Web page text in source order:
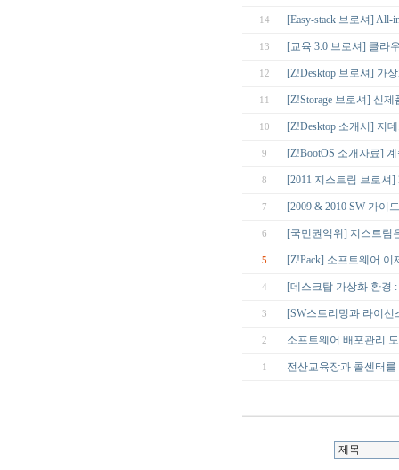
14 [Easy-stack 브로셔]
13 [교육 3.0 브로셔] 클라
12 [Z!Desktop 브로셔] 가
11 [Z!Storage 브로셔] 신
10 [Z!Desktop 소개서] 지
9 [Z!BootOS 소개자료]
8 [2011 지스트림 브로셔
7 [2009 & 2010 SW 가이
6 [국민권익위] 지스트림
5 [Z!Pack] 소프트웨어
4 [데스크탑 가상화 환경
3 [SW스트리밍과 라이
2 소프트웨어 배포관리
1 전산교육장과 콜센터